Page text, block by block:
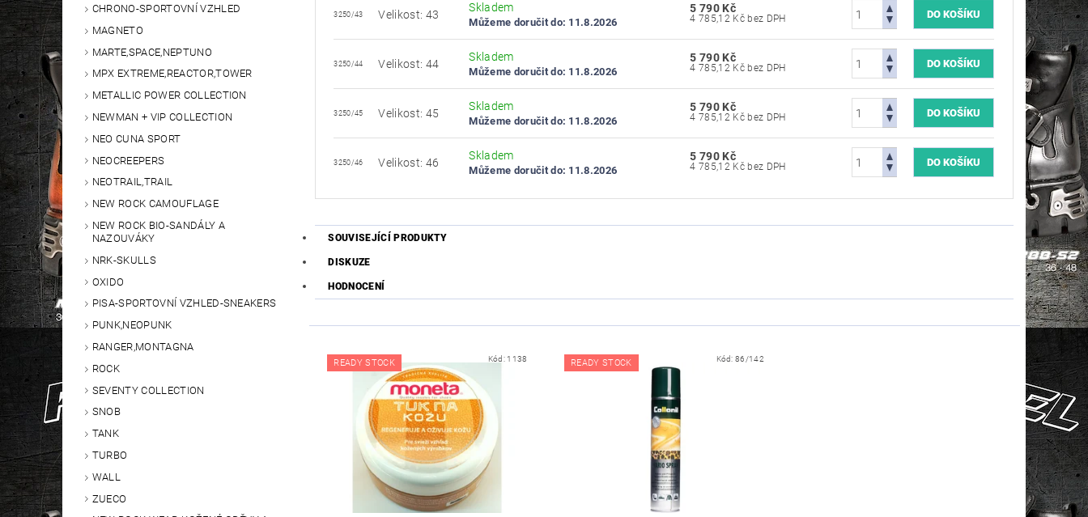
CHRONO-SPORTOVNÍ VZHLED
MAGNETO
MARTE,SPACE,NEPTUNO
MPX EXTREME,REACTOR,TOWER
METALLIC POWER COLLECTION
NEWMAN + VIP COLLECTION
NEO CUNA SPORT
NEOCREEPERS
NEOTRAIL,TRAIL
NEW ROCK CAMOUFLAGE
NEW ROCK BIO-SANDÁLY A
NAZOUVÁKY
NRK-SKULLS
OXIDO
PISA-SPORTOVNÍ VZHLED-SNEAKERS
PUNK,NEOPUNK
RANGER,MONTAGNA
ROCK
SEVENTY COLLECTION
SNOB
TANK
TURBO
WALL
ZUECO
3250/43 Velikost: 43
Skladem
Můžeme doručit do: 11.8.2026
5 790 Kč
4 785,12 Kč bez DPH
3250/44 Velikost: 44
Skladem
Můžeme doručit do: 11.8.2026
5 790 Kč
4 785,12 Kč bez DPH
3250/45 Velikost: 45
Skladem
Můžeme doručit do: 11.8.2026
5 790 Kč
4 785,12 Kč bez DPH
3250/46 Velikost: 46
Skladem
Můžeme doručit do: 11.8.2026
5 790 Kč
4 785,12 Kč bez DPH
SOUVISEJÍCÍ PRODUKTY
DISKUZE
HODNOCENÍ
READY STOCK Kód: 1138 READY STOCK Kód:86/142